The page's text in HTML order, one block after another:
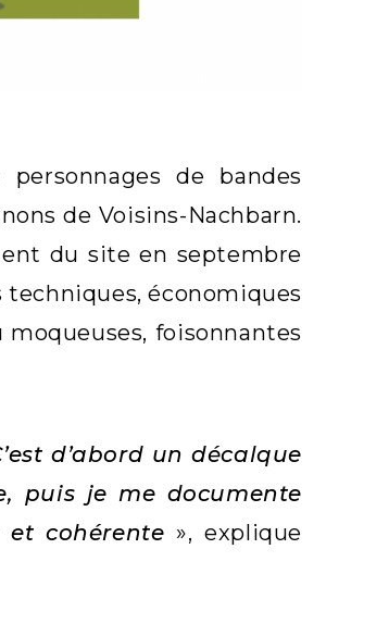
de bandes
de Voisins-Nachbarn.
du site en septembre
techniques, économiques
foisonnantes
d’abord un décalque
puis je me documente
cohérente », explique